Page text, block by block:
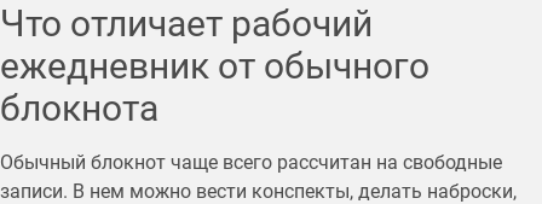
Что отличает рабочий
ежедневник от обычного
блокнота
Обычный блокнот чаще всего рассчитан на свободные
записи. В нем можно вести конспекты, делать наброски,